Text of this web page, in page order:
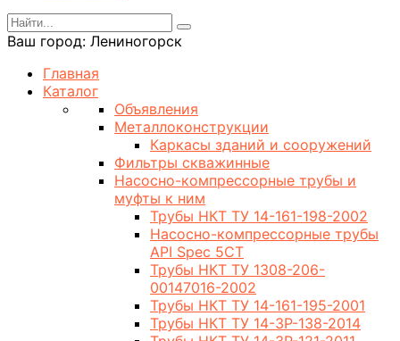
Ваш город: Лениногорск
Главная
Каталог
Объявления
Металлоконструкции
Каркасы зданий и сооружений
Фильтры скважинные
Насосно-компрессорные трубы и
муфты к ним
Трубы НКТ ТУ 14-161-198-2002
Насосно-компрессорные трубы
API Spec 5CT
Трубы НКТ ТУ 1308-206-
00147016-2002
Трубы НКТ ТУ 14-161-195-2001
Трубы НКТ ТУ 14-3Р-138-2014